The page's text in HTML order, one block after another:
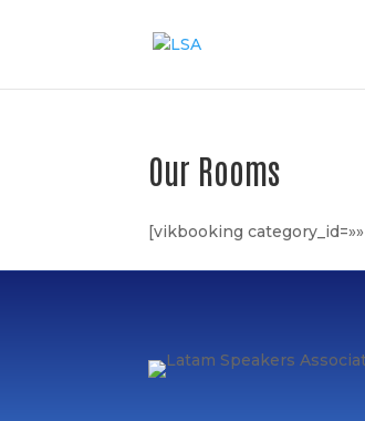
Our Rooms
[vikbooking